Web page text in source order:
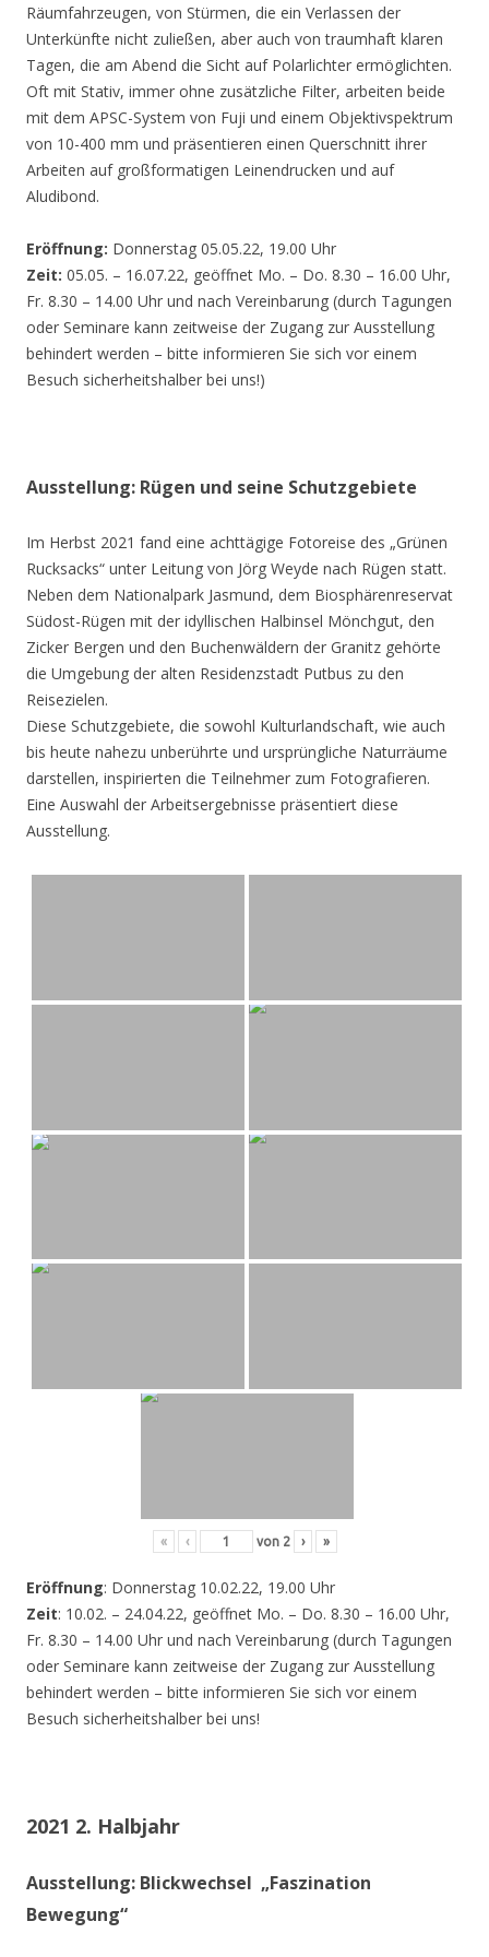
Räumfahrzeugen, von Stürmen, die ein Verlassen der
Unterkünfte nicht zuließen, aber auch von traumhaft klaren
Tagen, die am Abend die Sicht auf Polarlichter ermöglichten.
Oft mit Stativ, immer ohne zusätzliche Filter, arbeiten beide
mit dem APSC-System von Fuji und einem Objektivspektrum
von 10-400 mm und präsentieren einen Querschnitt ihrer
Arbeiten auf großformatigen Leinendrucken und auf
Aludibond.
Eröffnung: Donnerstag 05.05.22, 19.00 Uhr
Zeit: 05.05. – 16.07.22, geöffnet Mo. – Do. 8.30 – 16.00 Uhr,
Fr. 8.30 – 14.00 Uhr und nach Vereinbarung (durch Tagungen
oder Seminare kann zeitweise der Zugang zur Ausstellung
behindert werden – bitte informieren Sie sich vor einem
Besuch sicherheitshalber bei uns!)
Ausstellung: Rügen und seine Schutzgebiete
Im Herbst 2021 fand eine achttägige Fotoreise des „Grünen
Rucksacks“ unter Leitung von Jörg Weyde nach Rügen statt.
Neben dem Nationalpark Jasmund, dem Biosphärenreservat
Südost-Rügen mit der idyllischen Halbinsel Mönchgut, den
Zicker Bergen und den Buchenwäldern der Granitz gehörte
die Umgebung der alten Residenzstadt Putbus zu den
Reisezielen.
Diese Schutzgebiete, die sowohl Kulturlandschaft, wie auch
bis heute nahezu unberührte und ursprüngliche Naturräume
darstellen, inspirierten die Teilnehmer zum Fotografieren.
Eine Auswahl der Arbeitsergebnisse präsentiert diese
Ausstellung.
« ‹ von 2 › »
Eröffnung: Donnerstag 10.02.22, 19.00 Uhr
Zeit: 10.02. – 24.04.22, geöffnet Mo. – Do. 8.30 – 16.00 Uhr,
Fr. 8.30 – 14.00 Uhr und nach Vereinbarung (durch Tagungen
oder Seminare kann zeitweise der Zugang zur Ausstellung
behindert werden – bitte informieren Sie sich vor einem
Besuch sicherheitshalber bei uns!
2021 2. Halbjahr
Ausstellung: Blickwechsel „Faszination
Bewegung“